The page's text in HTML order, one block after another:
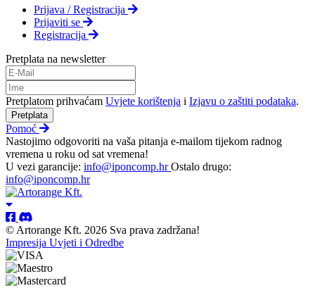
Prijava / Registracija
Prijaviti se
Registracija
Pretplata na newsletter
Pretplatom prihvaćam Uvjete korištenja i Izjavu o zaštiti podataka.
Pretplata
Pomoć
Nastojimo odgovoriti na vaša pitanja e-mailom tijekom radnog
vremena u roku od sat vremena!
U vezi garancije: info@iponcomp.hrOstalo drugo:
info@iponcomp.hr
© Artorange Kft. 2026 Sva prava zadržana!
Impresija Uvjeti i Odredbe